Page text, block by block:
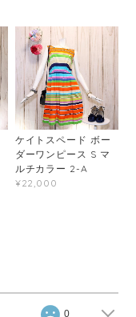
ケイトスペード ボー
ダーワンピース S マ
ルチカラー 2-A
¥22,000
0